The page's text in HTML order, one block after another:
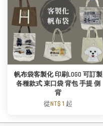
帆布袋客製化 印刷LOGO 可訂製
各種款式 束口袋 背包 手提 側
背
從NT$ 1 起